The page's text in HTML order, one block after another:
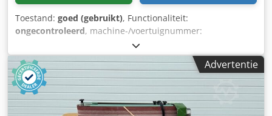
Toestand: goed (gebruikt), Functionaliteit:
ongecontroleerd, machine-/voertuignummer:
, Bouwjaar:
TERRASEM V 6000 DZ is een moderne universele
zaaicombinatie, ontworpen voor het nauwkeurig zaaien
van granen en groenbemesters, met de mogelijkheid tot
mesttoediening. Het behoort tot de TERRASEM-serie van
fabrikant Pöttinger. Basisinformatie: Type: Gecombineerde
Advertentie